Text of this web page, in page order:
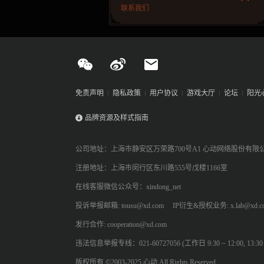
联系我们
免责声明 隐私政策 用户协议 游戏大厅 论坛 阳光
品牌资源及样式指南
公司地址：上海市静安区万荣路700号A1 心动网络股份有限
注册地址：上海市闵行区东川路555号戊楼1166室
在线客服微信公众号：xindong_net
投诉举报邮箱: tousu@xd.com IP衍生&授权业务:
发行合作: cooperation@xd.com
违法信息举报专线：021-60727056 (工作日 9:30 ~ 12:00, 13:30
版权所有 ©2003-2025 心动 All Rights Reserved